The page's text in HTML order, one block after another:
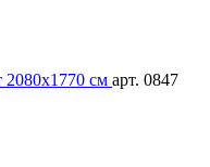
2080х1770 см арт. 0847